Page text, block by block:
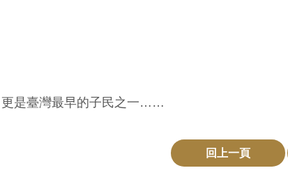
是臺灣最早的子民之一……
回上一頁